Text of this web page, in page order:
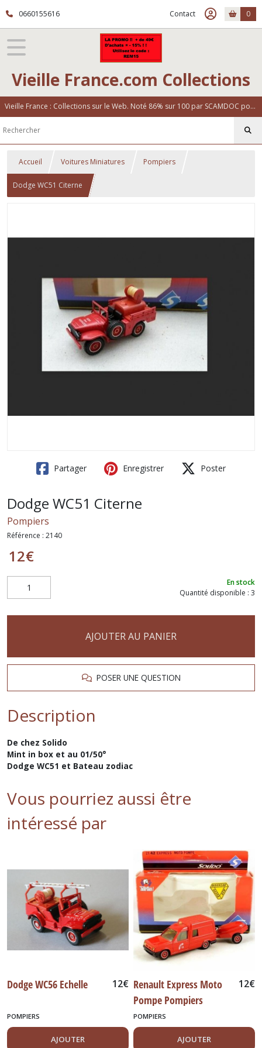
0660155616 Contact 0
Vieille France.com Collections
Vieille France : Collections sur le Web. Noté 86% sur 100 par SCAMDOC pour notre fiabilité
Accueil Voitures Miniatures Pompiers
Dodge WC51 Citerne
Partager Enregistrer Poster
Dodge WC51 Citerne
Pompiers
Référence : 2140
12€
En stock
Quantité disponible : 3
AJOUTER AU PANIER
POSER UNE QUESTION
Description
De chez Solido
Mint in box et au 01/50°
Dodge WC51 et Bateau zodiac
Vous pourriez aussi être
intéressé par
Dodge WC56 Echelle 12€
POMPIERS
AJOUTER
Renault Express Moto
Pompe Pompiers
12€
POMPIERS
AJOUTER